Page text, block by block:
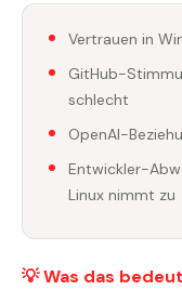
Vertrauen in
GitHub-
schlecht
OpenAI-
Entwickler-
Linux nimmt zu
💡 Was das